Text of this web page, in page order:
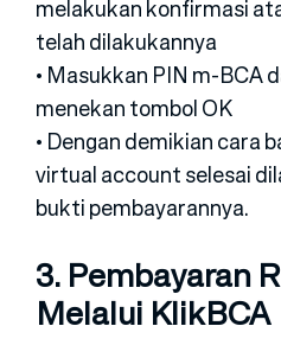
melakukan konfirmasi
telah dilakukannya
• Masukkan PIN m-BCA
menekan tombol OK
• Dengan demikian cara
virtual account selesai
bukti pembayarannya.
3. Pembayaran
Melalui KlikBCA